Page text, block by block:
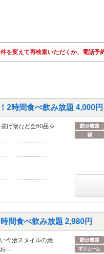
を変えて再検索いただくか、電話予
2時間食べ飲み放題 4,000
げ物など全60品を
間食べ飲み放題 2,980円
今治スタイルの焼
お…